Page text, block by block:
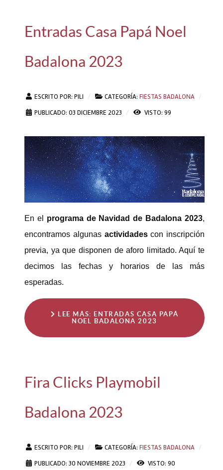
Entradas Casa Papá Noel
Badalona 2023
ESCRITO POR: PILI CATEGORÍA: FIESTAS BADALONA
PUBLICADO: 03 DICIEMBRE 2023
VISTO: 99
En el programa de Navidad de Badalona 2023,
encontramos algunas actividadescon inscripción
previa, ya que disponen de aforo limitado. Aquí te
decimos las fechas y horarios de las más
esperadas.
LEE MÁS: ENTRADAS CASA PAPÁ
NOEL BADALONA 2023
Fira Clicks Playmobil
Badalona 2023
ESCRITO POR: PILI CATEGORÍA: FIESTAS BADALONA
PUBLICADO: 30 NOVIEMBRE 2023
VISTO: 90